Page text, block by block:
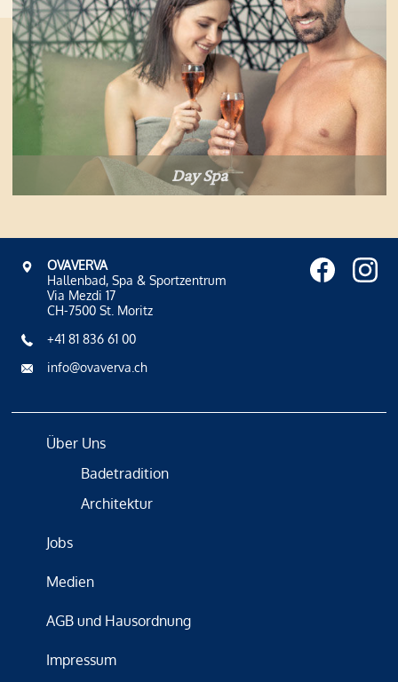
Day Spa
OVAVERVA
Hallenbad, Spa & Sportzentrum
Via Mezdi 17
CH-7500 St. Moritz
+41 81 836 61 00
info@ovaverva.ch
Über Uns
Badetradition
Architektur
Jobs
Medien
AGB und Hausordnung
Impressum